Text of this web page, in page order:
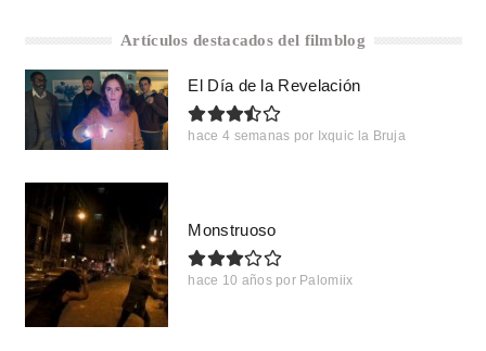
Artículos destacados del filmblog
El Día de la Revelación
hace 4 semanas por Ixquic la Bruja
Monstruoso
hace 10 años por Palomiix